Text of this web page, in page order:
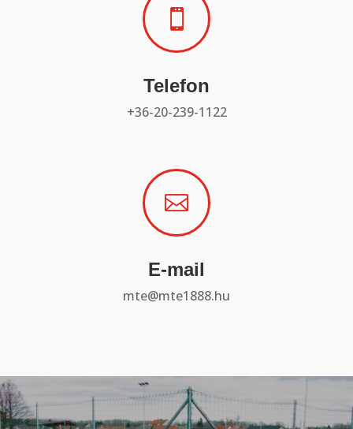

Telefon
+36-20-239-1122

E-mail
mte@mte1888.hu